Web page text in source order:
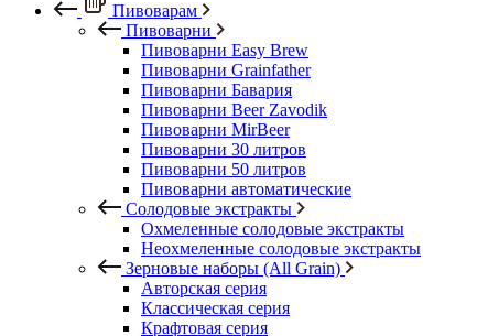
Пивоварам
Пивоварни
Пивоварни Easy Brew
Пивоварни Grainfather
Пивоварни Бавария
Пивоварни Beer Zavodik
Пивоварни MirBeer
Пивоварни 30 литров
Пивоварни 50 литров
Пивоварни автоматические
Солодовые экстракты
Охмеленные солодовые экстракты
Неохмеленные солодовые экстракты
Зерновые наборы (All Grain)
Авторская серия
Классическая серия
Крафтовая серия